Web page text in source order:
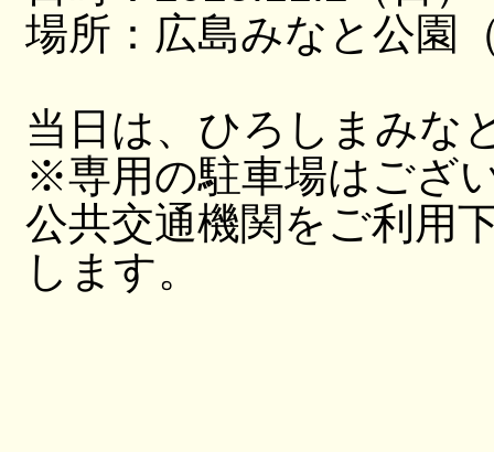
場所：広島みなと公園
当日は、ひろしまみな
※専用の駐車場はござ
公共交通機関をご利用
します。